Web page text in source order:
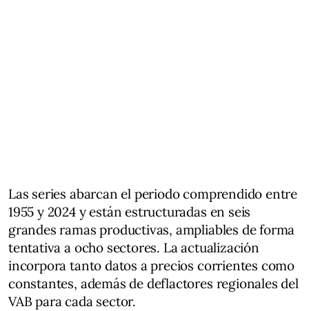
Las series abarcan el periodo comprendido entre
1955 y 2024 y están estructuradas en seis
grandes ramas productivas, ampliables de forma
tentativa a ocho sectores. La actualización
incorpora tanto datos a precios corrientes como
constantes, además de deflactores regionales del
VAB para cada sector.